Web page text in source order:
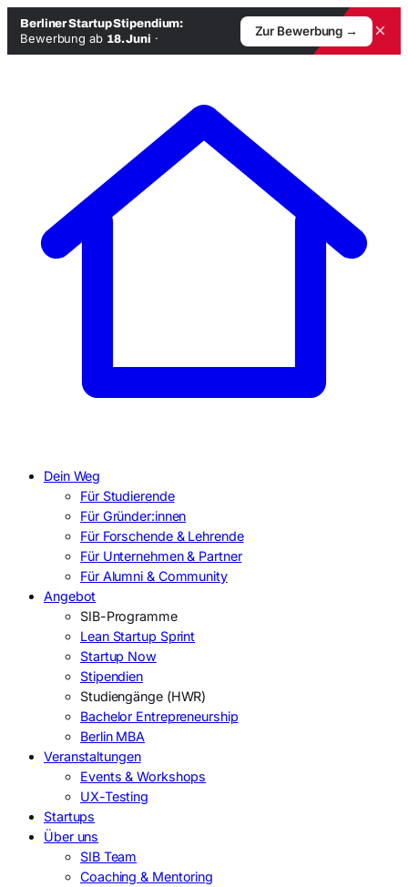
Berliner Startup Stipendium:
Bewerbung ab 18. Juni ·
Zur Bewerbung → ×
Dein Weg
Für Studierende
Für Gründer:innen
Für Forschende & Lehrende
Für Unternehmen & Partner
Für Alumni & Community
Angebot
SIB-Programme
Lean Startup Sprint
Startup Now
Stipendien
Studiengänge (HWR)
Bachelor Entrepreneurship
Berlin MBA
Veranstaltungen
Events & Workshops
UX-Testing
Startups
Über uns
SIB Team
Coaching & Mentoring